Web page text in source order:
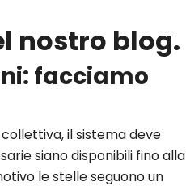
nostro blog.
facciamo
il sistema deve
siano disponibili fino alla
le stelle seguono un